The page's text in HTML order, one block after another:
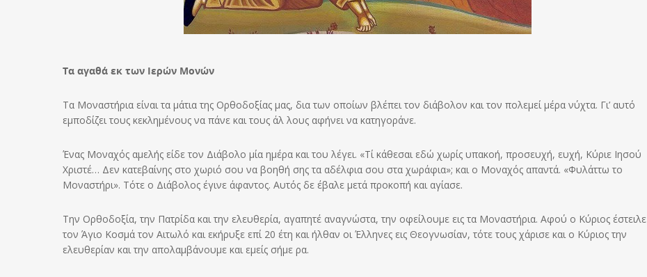
Τα αγαθά εκ των Ιερών Μονών
Τα Μοναστήρια είναι τα μάτια της Ορθοδοξίας μας, δια των οποίων βλέπει τον διάβολον και τον πολεμεί μέρα νύχτα. Γι’ αυτό
εμποδίζει τους κεκλημένους να πάνε και τους άλ λους αφήνει να κατηγοράνε.
Ένας Μοναχός αμελής είδε τον Διάβολο μία ημέρα και του λέγει. «Τί κάθεσαι εδώ χωρίς υπακοή, προσευχή, ευχή, Κύριε Ιησού
Χριστέ… Δεν κατεβαίνης στο χωριό σου να βοηθή σης τα αδέλφια σου στα χωράφια»; και ο Μοναχός απαντά. «Φυλάττω το
Μοναστήρι». Τότε ο Διάβολος έγινε άφαντος. Αυτός δε έβαλε μετά προκοπή και αγίασε.
Την Ορθοδοξία, την Πατρίδα και την ελευθερία, αγαπητέ αναγνώστα, την οφείλουμε εις τα Μοναστήρια. Αφού ο Κύριος έστειλε
τον Άγιο Κοσμά τον Αιτωλό και εκήρυξε επί 20 έτη και ήλθαν οι Έλληνες εις Θεογνωσίαν, τότε τους χάρισε και ο Κύριος την
ελευθερίαν και την απολαμβάνουμε και εμείς σήμε ρα.